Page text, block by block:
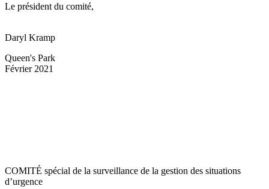
Le président du comité,
Daryl Kramp
Queen's Park
Février 2021
COMITÉ spécial de la surveillance de la gestion des situations
d’urgence